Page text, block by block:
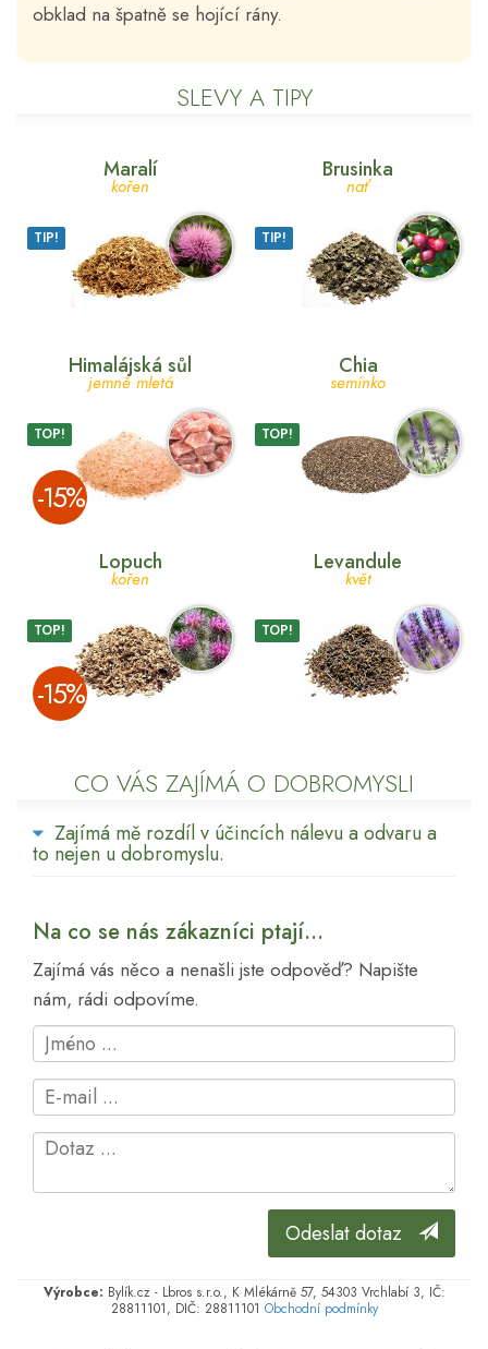
obklad na špatně se hojící rány.
SLEVY A TIPY
Maralí
kořen
TIP!
Brusinka
nať
TIP!
Himalájská sůl
jemně mletá
TOP!
­-15%
Chia
semínko
TOP!
Lopuch
kořen
TOP!
­-15%
Levandule
květ
TOP!
CO VÁS ZAJÍMÁ O DOBROMYSLI
Zajímá mě rozdíl v účincích nálevu a odvaru a
to nejen u dobromyslu.
Na co se nás zákazníci ptají...
Zajímá vás něco a nenašli jste odpověď? Napište
nám, rádi odpovíme.
Odeslat dotaz
Výrobce: Bylík.cz - Lbros s.r.o., K Mlékárně 57, 54303 Vrchlabí 3, IČ:
28811101, DIČ: 28811101 Obchodní podmínky